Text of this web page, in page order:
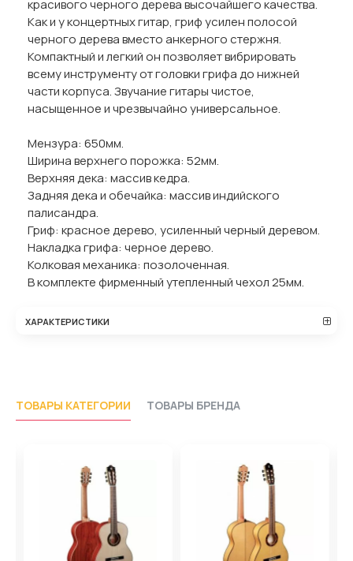
красивого черного дерева высочайшего качества.
Как и у концертных гитар, гриф усилен полосой
черного дерева вместо анкерного стержня.
Компактный и легкий он позволяет вибрировать
всему инструменту от головки грифа до нижней
части корпуса. Звучание гитары чистое,
насыщенное и чрезвычайно универсальное.
Мензура: 650мм.
Ширина верхнего порожка: 52мм.
Верхняя дека: массив кедра.
Задняя дека и обечайка: массив индийского
палисандра.
Гриф: красное дерево, усиленный черный деревом.
Накладка грифа: черное дерево.
Колковая механика: позолоченная.
В комплекте фирменный утепленный чехол 25мм.
ХАРАКТЕРИСТИКИ
ТОВАРЫ КАТЕГОРИИ ТОВАРЫ БРЕНДА